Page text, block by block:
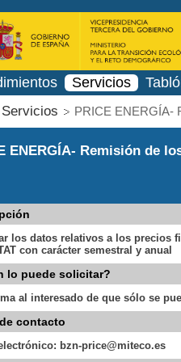
Servicios
Servicios PRICE ENERGÍA-
ENERGÍA- Remisión de
los datos relativos a los precios
con carácter semestral y anual
lo puede solicitar?
al interesado de que sólo se
contacto
bzn-price@miteco.es